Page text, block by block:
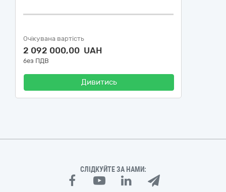
Очікувана вартість
2 092 000,00 UAH
без ПДВ
Дивитись
СЛІДКУЙТЕ ЗА НАМИ: